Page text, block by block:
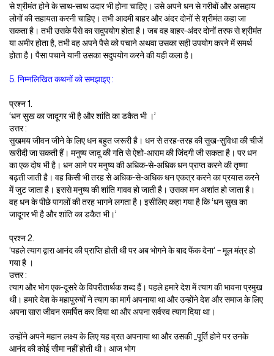
से श्रीमंत होने के साथ-साथ उदार भी होना चाहिए। उसे अपने धन से गरीबों और असहाय
लोगों की सहायता करनी चाहिए। तभी आदमी बाहर और अंदर दोनों से श्रीमंत कहा जा
सकता है। तभी उसके पैसे का सदुपयोग होता है। जब वह बाहर-अंदर दोनों तरफ से श्रीमंत
या अमीर होता है, तभी वह अपने पैसे को पचाने अथवा उसका सही उपयोग करने में समर्थ
होता है। पैसा पचाने यानी उसका सदुपयोग करने की यही कला है।
5. निम्नलिखित कथनों को समझाइए :
प्रश्न 1.
‘धन सुख का जादूगर भी है और शांति का डकैत भी ।’
उत्तर :
सुखमय जीवन जीने के लिए धन बहुत जरूरी है। धन से तरह-तरह की सुख-सुविधा की चीजें
खरीदी जा सकती हैं। मनुष्य जादू की गति से ऐशो-आराम की जिंदगी जी सकता है। पर धन
का एक दोष भी है। धन आने पर मनुष्य की अधिक-से-अधिक धन प्राप्त करने की तृष्णा
बढ़ती जाती है। वह किसी भी तरह से अधिक-से-अधिक धन एकत्र करने का प्रयास करने
में जुट जाता है। इससे मनुष्य की शांति गावव हो जाती है। उसका मन अशांत हो जाता है।
वह धन के पीछे पागलों की तरह भागने लगता है। इसीलिए कहा गया है कि ‘धन सुख का
जादूगर भी है और शांति का डकैत भी।’
प्रश्न 2.
‘पहले त्याग द्वारा आनंद की प्राप्ति होती थी पर अब भोगने के बाद फेंक देना’ – मूल मंत्र हो
गया है ।
उत्तर :
त्याग और भोग एक-दूसरे के विपरीतार्थक शब्द हैं। पहले हमारे देश में त्याग की भावना प्रमुख
थी। हमारे देश के महापुरुषों ने त्याग का मार्ग अपनाया था और उन्होंने देश और समाज के लिए
अपना सारा जीवन समर्पित कर दिया था और अपना सर्वस्व त्याग दिया था।
उन्होंने अपने महान लक्ष्य के लिए यह व्रत अपनाया था और उसकी _पूर्ति होने पर उनके
आनंद की कोई सीमा नहीं होती थी। आज भोग